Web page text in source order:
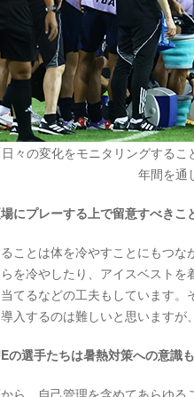
日々の変化をモニタリングする
年間を通
にプレーする上で留意すべきこ
ことは体を冷やすことにもつな
を冷やしたり、アイスベスト
てるなどの工夫もしています
入するのは難しいと思います
選手たちは暑熱対策への意識
ら、自己管理を含めてあらゆる